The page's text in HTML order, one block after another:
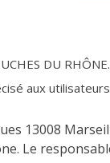
DU RHÔNE.
aux
13008
Le